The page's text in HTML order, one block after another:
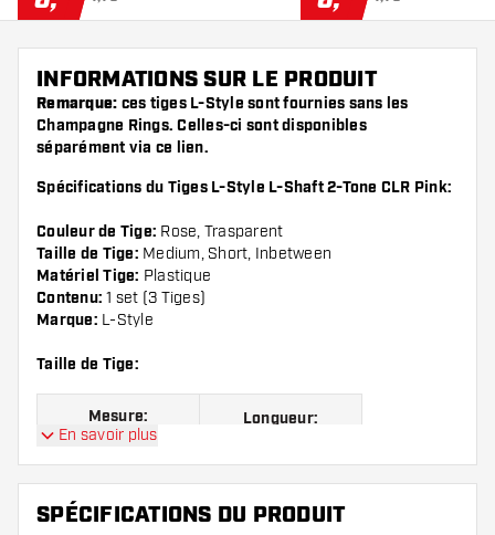
INFORMATIONS SUR LE PRODUIT
Remarque: ces tiges L-Style sont fournies sans les
Champagne Rings. Celles-ci sont disponibles
séparément via ce lien.
Spécifications du Tiges L-Style L-Shaft 2-Tone CLR Pink:
Couleur de Tige: Rose, Trasparent
Taille de Tige: Medium, Short, Inbetween
Matériel Tige: Plastique
Contenu: 1 set (3 Tiges)
Marque: L-Style
Taille de Tige:
Mesure: Longueur:
Short, regarde
l'image
En savoir plus
SPÉCIFICATIONS DU PRODUIT